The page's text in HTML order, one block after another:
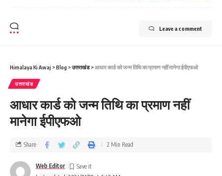
Leave a comment
Himalaya Ki Awaj >Blog >उत्तराखंड>आधार कार्ड को जन्‍म तिथि का प्रमाण नहीं मानेगा ईपीएफओ
उत्तराखंड
आधार कार्ड को जन्‍म तिथि का प्रमाण नहीं
मानेगा ईपीएफओ
Web Editor
Share 2 Min Read